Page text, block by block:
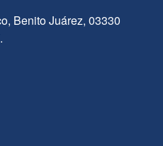
Benito Juárez, 03330